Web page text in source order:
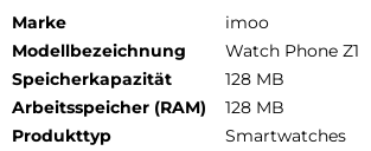
Marke
imoo
Modellbezeichnung
Watch Phone Z1
Speicherkapazität
128 MB
Arbeitsspeicher (RAM)
128 MB
Produkttyp
Smartwatches